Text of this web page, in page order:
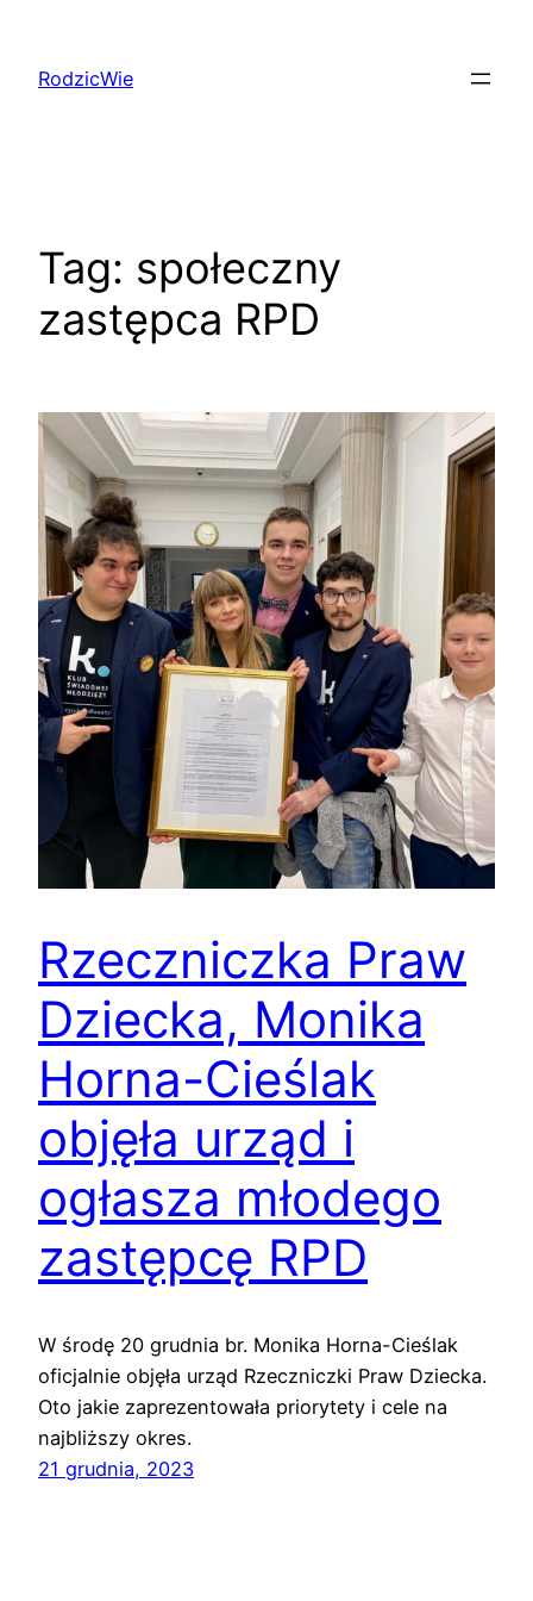
treściRodzicWie
Tag: społeczny
zastępca RPD
Rzeczniczka Praw
Dziecka, Monika
Horna-Cieślak
objęła urząd i
ogłasza młodego
zastępcę RPD
W środę 20 grudnia br. Monika Horna-Cieślak
oficjalnie objęła urząd Rzeczniczki Praw Dziecka.
Oto jakie zaprezentowała priorytety i cele na
najbliższy okres.
21 grudnia, 2023